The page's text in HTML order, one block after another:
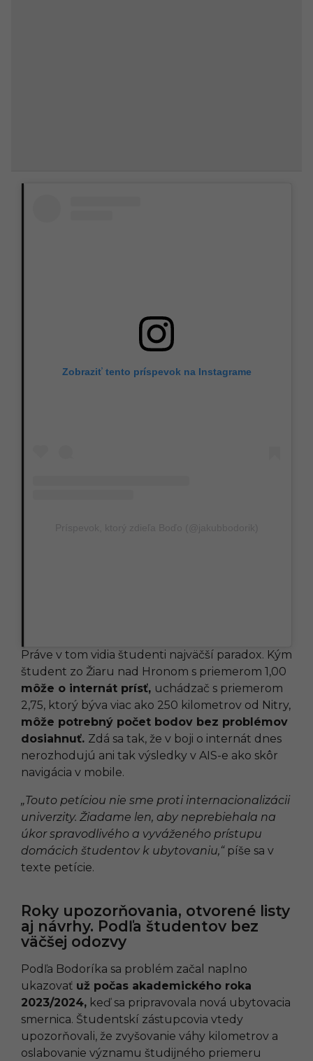
Zobraziť tento príspevok na Instagrame
Práve v tom vidia študenti najväčší paradox. Kým
študent zo Žiaru nad Hronom s priemerom 1,00
môže o internát prísť, uchádzač s priemerom
2,75, ktorý býva viac ako 250 kilometrov od Nitry,
môže potrebný počet bodov bez problémov
dosiahnuť. Zdá sa tak, že v boji o internát dnes
nerozhodujú ani tak výsledky v AIS-e ako skôr
navigácia v mobile.
„Touto petíciou nie sme proti internacionalizácii
univerzity. Žiadame len, aby neprebiehala na
úkor spravodlivého a vyváženého prístupu
domácich študentov k ubytovaniu,“píše sa v
texte petície.
Roky upozorňovania, otvorené listy
aj návrhy. Podľa študentov bez
väčšej odozvy
Podľa Bodoríka sa problém začal naplno
ukazovať už počas akademického roka
2023/2024, keď sa pripravovala nová ubytovacia
smernica. Študentskí zástupcovia vtedy
upozorňovali, že zvyšovanie váhy kilometrov a
oslabovanie významu študijného priemeru